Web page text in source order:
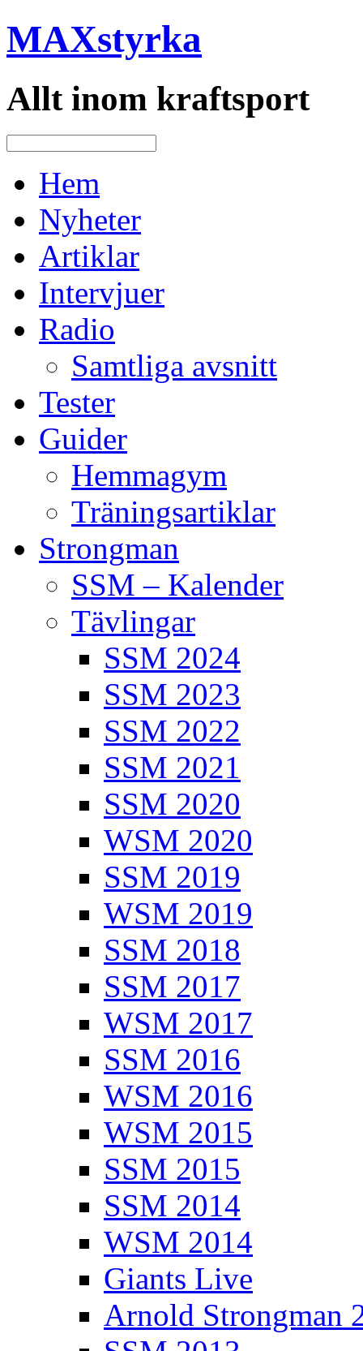
MAXstyrka
Allt inom kraftsport
Hem
Nyheter
Artiklar
Intervjuer
Radio
Samtliga avsnitt
Tester
Guider
Hemmagym
Träningsartiklar
Strongman
SSM – Kalender
Tävlingar
SSM 2024
SSM 2023
SSM 2022
SSM 2021
SSM 2020
WSM 2020
SSM 2019
WSM 2019
SSM 2018
SSM 2017
WSM 2017
SSM 2016
WSM 2016
WSM 2015
SSM 2015
SSM 2014
WSM 2014
Giants Live
Arnold Strongman